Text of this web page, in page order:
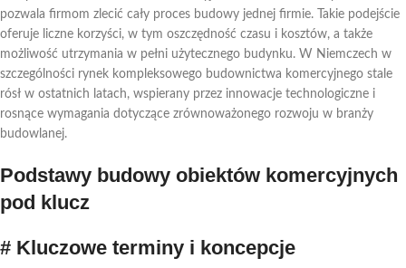
## Zarządzanie czasem i kosztami
Zrównoważony rozwój i innowacyjność w przemyśle
# Nowoczesne technologie w budownictwie
komercyjnym
## Cyfrowe modelowanie informacji o budownictwie i
## Materiały zrównoważone i procesy oszczędzające
zasoby
pozwala firmom zlecić cały proces budowy jednej firmie. Takie podejście
oferuje liczne korzyści, w tym oszczędność czasu i kosztów, a także
możliwość utrzymania w pełni użytecznego budynku. W Niemczech w
szczególności rynek kompleksowego budownictwa komercyjnego stale
rósł w ostatnich latach, wspierany przez innowacje technologiczne i
rosnące wymagania dotyczące zrównoważonego rozwoju w branży
budowlanej.
Podstawy budowy obiektów komercyjnych
pod klucz
# Kluczowe terminy i koncepcje